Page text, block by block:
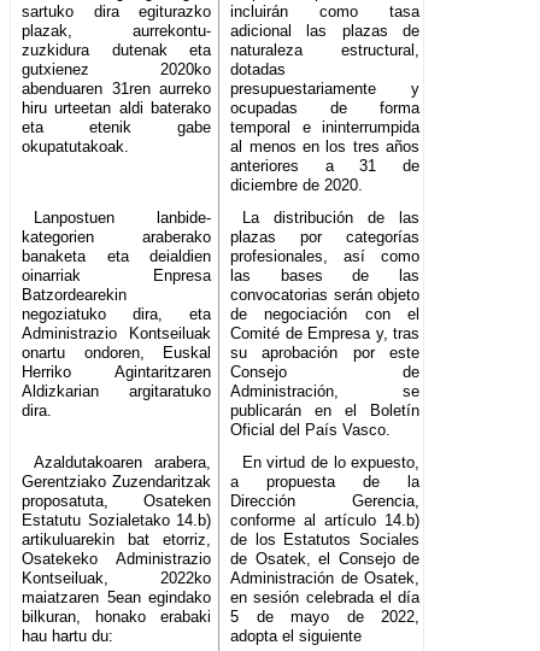
sartuko dira egiturazko
plazak, aurrekontu-
zuzkidura dutenak eta
gutxienez 2020ko
abenduaren 31ren aurreko
hiru urteetan aldi baterako
eta etenik gabe
okupatutakoak.
incluirán como tasa
adicional las plazas de
naturaleza estructural,
dotadas
presupuestariamente y
ocupadas de forma
temporal e ininterrumpida
al menos en los tres años
anteriores a 31 de
diciembre de 2020.
Lanpostuen lanbide-
kategorien araberako
banaketa eta deialdien
oinarriak Enpresa
Batzordearekin
negoziatuko dira, eta
Administrazio Kontseiluak
onartu ondoren, Euskal
Herriko Agintaritzaren
Aldizkarian argitaratuko
dira.
La distribución de las
plazas por categorías
profesionales, así como
las bases de las
convocatorias serán objeto
de negociación con el
Comité de Empresa y, tras
su aprobación por este
Consejo de
Administración, se
publicarán en el Boletín
Oficial del País Vasco.
Azaldutakoaren arabera,
Gerentziako Zuzendaritzak
proposatuta, Osateken
Estatutu Sozialetako 14.b)
artikuluarekin bat etorriz,
Osatekeko Administrazio
Kontseiluak, 2022ko
maiatzaren 5ean egindako
bilkuran, honako erabaki
hau hartu du:
En virtud de lo expuesto,
a propuesta de la
Dirección Gerencia,
conforme al artículo 14.b)
de los Estatutos Sociales
de Osatek, el Consejo de
Administración de Osatek,
en sesión celebrada el día
5 de mayo de 2022,
adopta el siguiente